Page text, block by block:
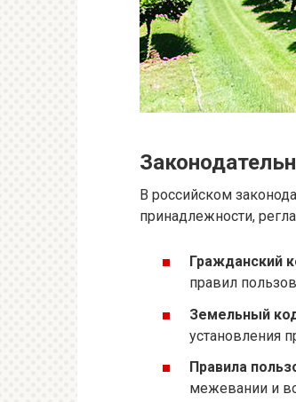
В российском
принадлежности,
Гражданский
правил
Земельный
установления
Правила
межевании и